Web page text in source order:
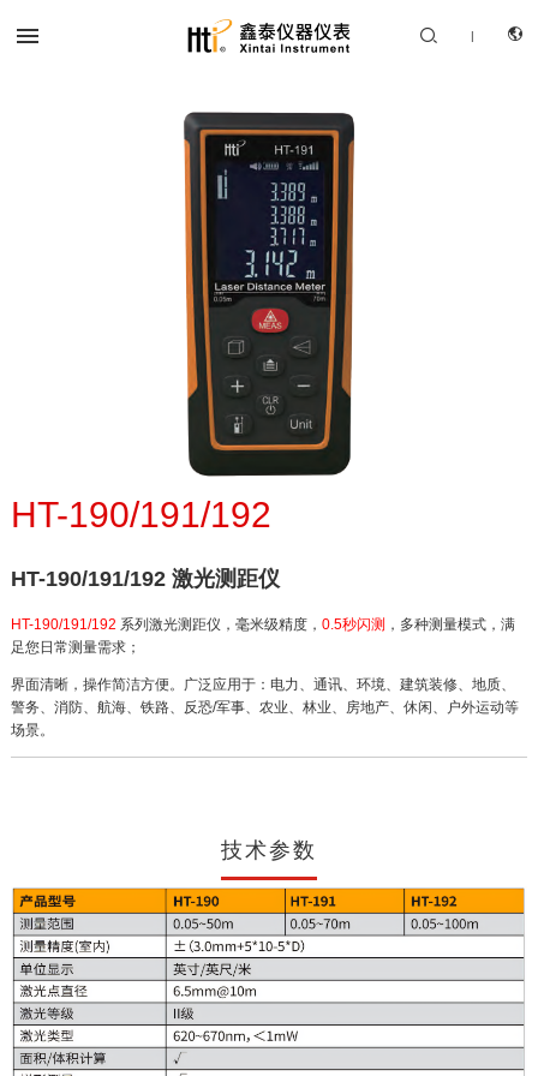
产品中心
解决方案
服务支持
关于我们
联系我们
 | 
HT-190/191/192
HT-190/191/192 激光测距仪
HT-190/191/192 系列激光测距仪，毫米级精度， 0.5秒闪测 ，多种测量模式，满
足您日常测量需求；
界面清晰，操作简洁方便。广泛应用于：电力、通讯、环境、建筑装修、地质、
警务、消防、航海、铁路、反恐/军事、农业、林业、房地产、休闲、户外运动等
场景。
技术参数